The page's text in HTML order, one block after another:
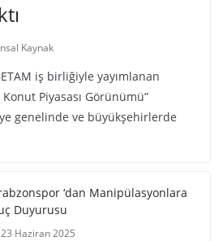
Kaynak
iş birliğiyle yayımlanan
Piyasası Görünümü”
genelinde ve büyükşehirlerde
‘dan Manipülasyonlara
Duyurusu
23 Haziran 2025